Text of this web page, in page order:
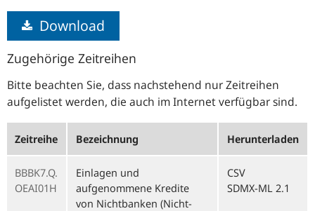
Download
Zugehörige Zeitreihen
Bitte beachten Sie, dass nachstehend nur Zeitreihen
aufgelistet werden, die auch im Internet verfügbar sind.
Zeitreihe Bezeichnung Herunterladen
BBBK7.Q.
OEAI01H
Einlagen und
aufgenommene Kredite
von Nichtbanken (Nicht-
CSV
SDMX-ML 2.1